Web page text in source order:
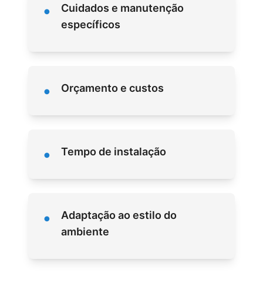
•
Cuidados e manutenção
específicos
• Orçamento e custos
• Tempo de instalação
•
Adaptação ao estilo do
ambiente